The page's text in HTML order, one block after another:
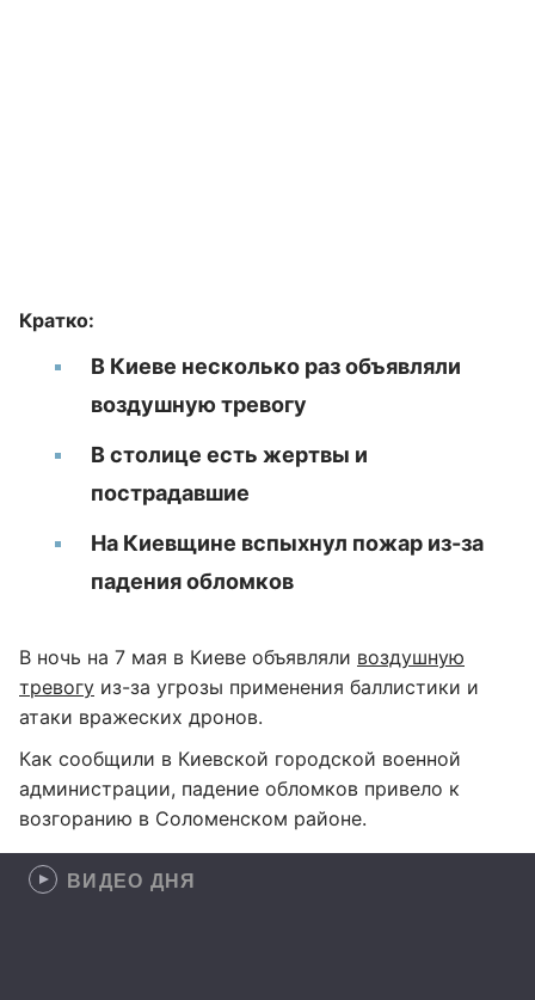
Кратко:
В Киеве несколько раз объявляли
воздушную тревогу
В столице есть жертвы и
пострадавшие
На Киевщине вспыхнул пожар из-за
падения обломков
В ночь на 7 мая в Киеве объявляли воздушную
тревогу из-за угрозы применения баллистики и
атаки вражеских дронов.
Как сообщили в Киевской городской военной
администрации, падение обломков привело к
возгоранию в Соломенском районе.
ВИДЕО ДНЯ